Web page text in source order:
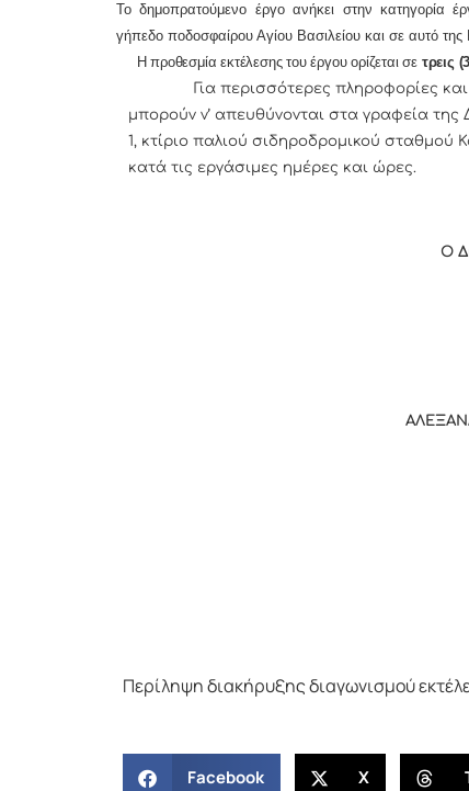
Το δημοπρατούμενο έργο ανήκει στην κατηγορία
γήπεδο ποδοσφαίρου Αγίου Βασιλείου και σε αυτό της
Η προθεσμία εκτέλεσης του έργου ορίζεται σε τρεις
Για περισσότερες πληροφορίες και
μπορούν ν’ απευθύνονται στα γραφεία
1, κτίριο παλιού σιδηροδρομικού σταθμού
κατά τις εργάσιμες ημέρες και ώρες.
Ο
Περίληψη διακήρυξης διαγωνισμού
Facebook X